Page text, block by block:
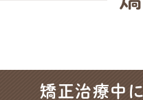
矯正治療中